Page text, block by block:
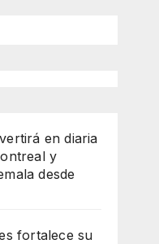
en diaria
y
desde
fortalece su